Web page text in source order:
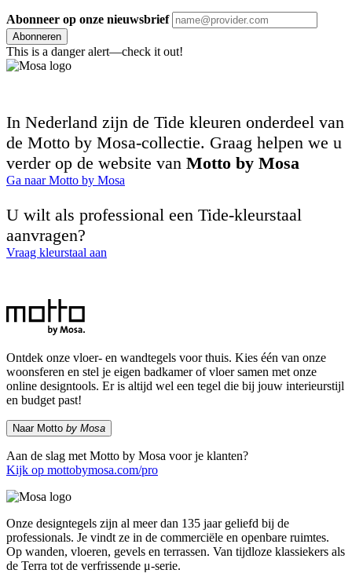
Abonneer op onze nieuwsbrief
Abonneren
This is a danger alert—check it out!
In Nederland zijn de Tide kleuren onderdeel van
de Motto by Mosa-collectie. Graag helpen we u
verder op de website van Motto by Mosa
Ga naar Motto by Mosa
U wilt als professional een Tide-kleurstaal
aanvragen?
Vraag kleurstaal aan
Ontdek onze vloer- en wandtegels voor thuis. Kies één van onze
woonsferen en stel je eigen badkamer of vloer samen met onze
online designtools. Er is altijd wel een tegel die bij jouw interieurstijl
en budget past!
Naar Motto by Mosa
Aan de slag met Motto by Mosa voor je klanten?
Kijk op mottobymosa.com/pro
Onze designtegels zijn al meer dan 135 jaar geliefd bij de
professionals. Je vindt ze in de commerciële en openbare ruimtes.
Op wanden, vloeren, gevels en terrassen. Van tijdloze klassiekers als
de Terra tot de verfrissende μ-serie.